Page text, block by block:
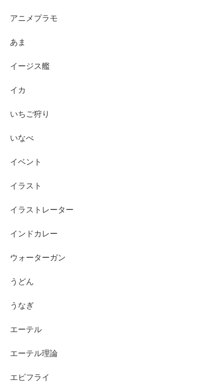
アニメプラモ
あま
イージス艦
イカ
いちご狩り
いなべ
イベント
イラスト
イラストレーター
インドカレー
ウォーターガン
うどん
うなぎ
エーテル
エーテル理論
エビフライ